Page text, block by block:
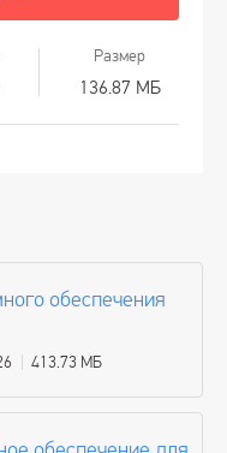
Размер
136.87 МБ
обеспечения
413.73 МБ